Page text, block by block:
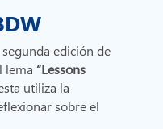
edición de
lema“Lessons
utiliza la
sobre el